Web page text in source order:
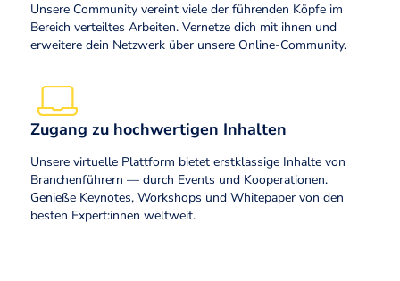
Unsere Community vereint viele der führenden Köpfe im
Bereich verteiltes Arbeiten. Vernetze dich mit ihnen und
erweitere dein Netzwerk über unsere Online-Community.
Zugang zu hochwertigen Inhalten
Unsere virtuelle Plattform bietet erstklassige Inhalte von
Branchenführern — durch Events und Kooperationen.
Genieße Keynotes, Workshops und Whitepaper von den
besten Expert:innen weltweit.